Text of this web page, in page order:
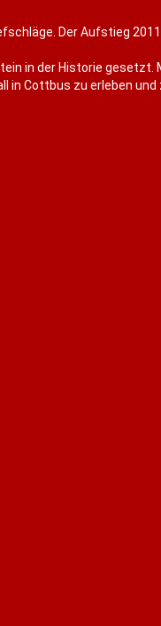
Der Aufstieg 2011
in der Historie gesetzt.
in Cottbus zu erleben und